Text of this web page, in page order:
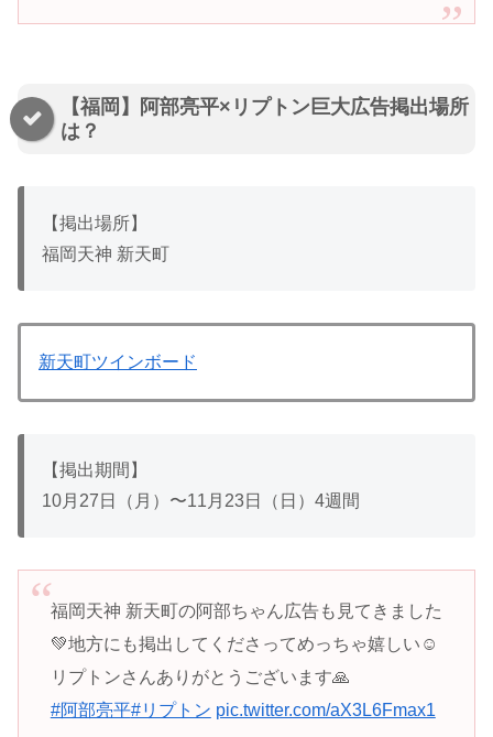
【福岡】阿部亮平×リプトン巨大広告掲出場所
は？
【掲出場所】
福岡天神 新天町
新天町ツインボード
【掲出期間】
10月27日（月）〜11月23日（日）4週間
福岡天神 新天町の阿部ちゃん広告も見てきました
💚地方にも掲出してくださってめっちゃ嬉しい☺️
リプトンさんありがとうございます🙏
#阿部亮平#リプトン pic.twitter.com/aX3L6Fmax1